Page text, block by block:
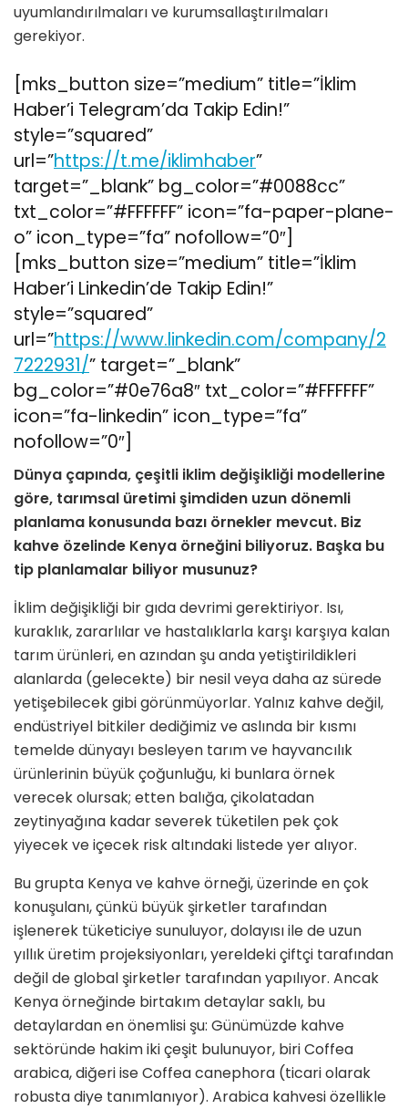
uyumlandırılmaları ve kurumsallaştırılmaları
gerekiyor.
[mks_button size=”medium” title=”İklim
Haber’i Telegram’da Takip Edin!”
style=”squared”
url=”https://t.me/iklimhaber”
target=”_blank” bg_color=”#0088cc”
txt_color=”#FFFFFF” icon=”fa-paper-plane-
o” icon_type=”fa” nofollow=”0″]
[mks_button size=”medium” title=”İklim
Haber’i Linkedin’de Takip Edin!”
style=”squared”
url=”https://www.linkedin.com/company/2
7222931/” target=”_blank”
bg_color=”#0e76a8″ txt_color=”#FFFFFF”
icon=”fa-linkedin” icon_type=”fa”
nofollow=”0″]
Dünya çapında, çeşitli iklim değişikliği modellerine
göre, tarımsal üretimi şimdiden uzun dönemli
planlama konusunda bazı örnekler mevcut. Biz
kahve özelinde Kenya örneğini biliyoruz. Başka bu
tip planlamalar biliyor musunuz?
İklim değişikliği bir gıda devrimi gerektiriyor. Isı,
kuraklık, zararlılar ve hastalıklarla karşı karşıya kalan
tarım ürünleri, en azından şu anda yetiştirildikleri
alanlarda (gelecekte) bir nesil veya daha az sürede
yetişebilecek gibi görünmüyorlar. Yalnız kahve değil,
endüstriyel bitkiler dediğimiz ve aslında bir kısmı
temelde dünyayı besleyen tarım ve hayvancılık
ürünlerinin büyük çoğunluğu, ki bunlara örnek
verecek olursak; etten balığa, çikolatadan
zeytinyağına kadar severek tüketilen pek çok
yiyecek ve içecek risk altındaki listede yer alıyor.
Bu grupta Kenya ve kahve örneği, üzerinde en çok
konuşulanı, çünkü büyük şirketler tarafından
işlenerek tüketiciye sunuluyor, dolayısı ile de uzun
yıllık üretim projeksiyonları, yereldeki çiftçi tarafından
değil de global şirketler tarafından yapılıyor. Ancak
Kenya örneğinde birtakım detaylar saklı, bu
detaylardan en önemlisi şu: Günümüzde kahve
sektöründe hakim iki çeşit bulunuyor, biri Coffea
arabica, diğeri ise Coffea canephora (ticari olarak
robusta diye tanımlanıyor). Arabica kahvesi özellikle